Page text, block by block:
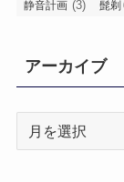
静音計画 (3) 髭剃
アーカイブ